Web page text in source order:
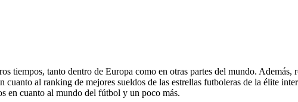
tiempos, tanto dentro de Europa como en otras partes del mundo. Además,
cuanto al ranking de mejores sueldos de las estrellas futboleras de la élite
en cuanto al mundo del fútbol y un poco más.